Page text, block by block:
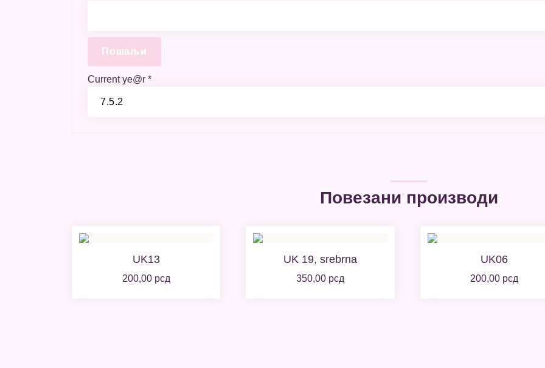
Current ye@r *
Повезани производи
UK13
200,00 рсд
UK 19, srebrna
350,00 рсд
UK06
200,00 рсд